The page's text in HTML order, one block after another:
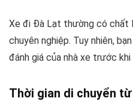
Xe đi Đà Lạt thường có chất
chuyên nghiệp. Tuy nhiên,
đánh giá của nhà xe trước
Thời gian di chuyển